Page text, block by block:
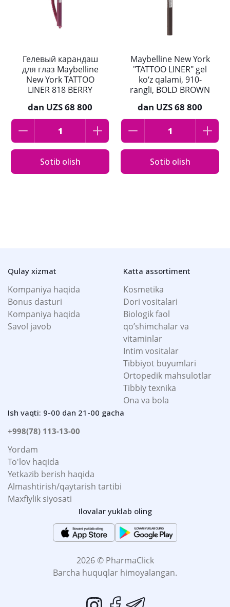
Гелевый карандаш
для глаз Maybelline
New York TATTOO
LINER 818 BERRY
dan UZS 68 800
Sotib olish
Maybelline New York
"TATTOO LINER" gel
ko‘z qalami, 910-
rangli, BOLD BROWN
dan UZS 68 800
Sotib olish
Qulay xizmat
Kompaniya haqida
Bonus dasturi
Kompaniya haqida
Savol javob
Katta assortiment
Kosmetika
Dori vositalari
Biologik faol
qo’shimchalar va
vitaminlar
Intim vositalar
Tibbiyot buyumlari
Ortopedik mahsulotlar
Tibbiy texnika
Ona va bola
Ish vaqti: 9-00 dan 21-00 gacha
+998(78) 113-13-00
Yordam
To'lov haqida
Yetkazib berish haqida
Almashtirish/qaytarish tartibi
Maxfiylik siyosati
Ilovalar yuklab oling
2026 © PharmaClick
Barcha huquqlar himoyalangan.